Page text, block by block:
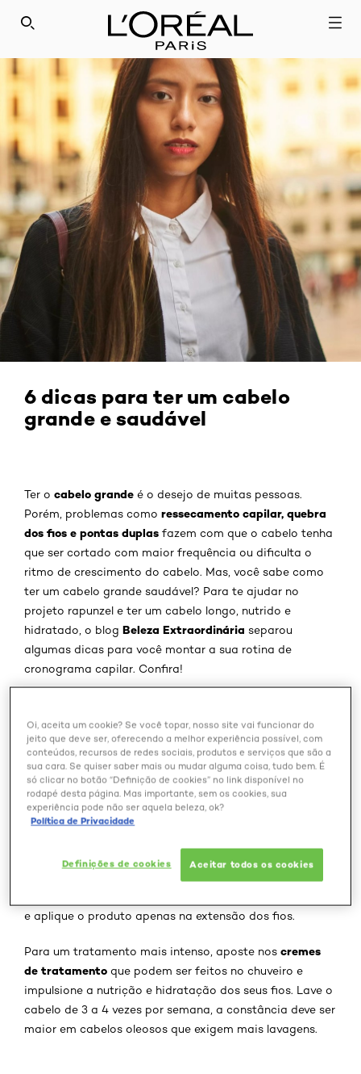
SEARCH THIS SITE
6 dicas para ter um cabelo
grande e saudável
Ter o cabelo grande é o desejo de muitas pessoas.
Porém, problemas como ressecamento capilar, quebra
dos fios e pontas duplas fazem com que o cabelo tenha
que ser cortado com maior frequência ou dificulta o
ritmo de crescimento do cabelo. Mas, você sabe como
ter um cabelo grande saudável? Para te ajudar no
projeto rapunzel e ter um cabelo longo, nutrido e
hidratado, o blog Beleza Extraordinária separou
algumas dicas para você montar a sua rotina de
cronograma capilar. Confira!
correta
Lavar o cabelo corretamente é essencial para ter um
cabelo grande e saudável. Por mais que lavar o cabelo
seja rotineiro, alguns pontos devem ser revisados para
entender se o seu cabelo está sendo higienizado da
shampoo
apenas no couro cabeludo, evitando o
e aplique o produto apenas na extensão dos fios.
Para um tratamento mais intenso, aposte nos cremes
de tratamento que podem ser feitos no chuveiro e
impulsione a nutrição e hidratação dos seus fios. Lave o
cabelo de 3 a 4 vezes por semana, a constância deve ser
maior em cabelos oleosos que exigem mais lavagens.
Oi, aceita um cookie? Se você topar, nosso site vai funcionar do
jeito que deve ser, oferecendo a melhor experiência possível, com
conteúdos, recursos de redes sociais, produtos e serviços que são a
sua cara. Se quiser saber mais ou mudar alguma coisa, tudo bem. É
só clicar no botão “Definição de cookies” no link disponível no
rodapé desta página. Mas importante, sem os cookies, sua
experiência pode não ser aquela beleza, ok?
Política de Privacidade
Definições de cookies Aceitar todos os cookies